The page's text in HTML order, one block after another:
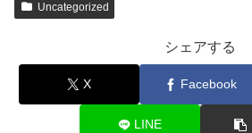
Uncategorized
シェアする
X Facebook
LINE